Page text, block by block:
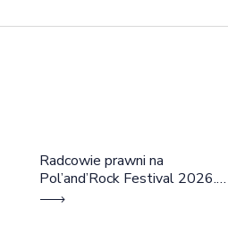
Radcowie prawni na
Pol’and’Rock Festival 2026.
Cztery dni rozmów, edukacji i